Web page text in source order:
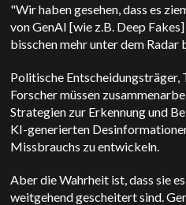
"Wir haben gesehen, dass es
von GenAI [wie z.B. Deep
bisschen mehr unter dem Radar
Politische Entscheidungsträger,
Forscher müssen
Strategien zur Erkennung und
KI-generierten
Missbrauchs zu entwickeln.
Aber die Wahrheit ist, dass sie
weitgehend gescheitert sind.